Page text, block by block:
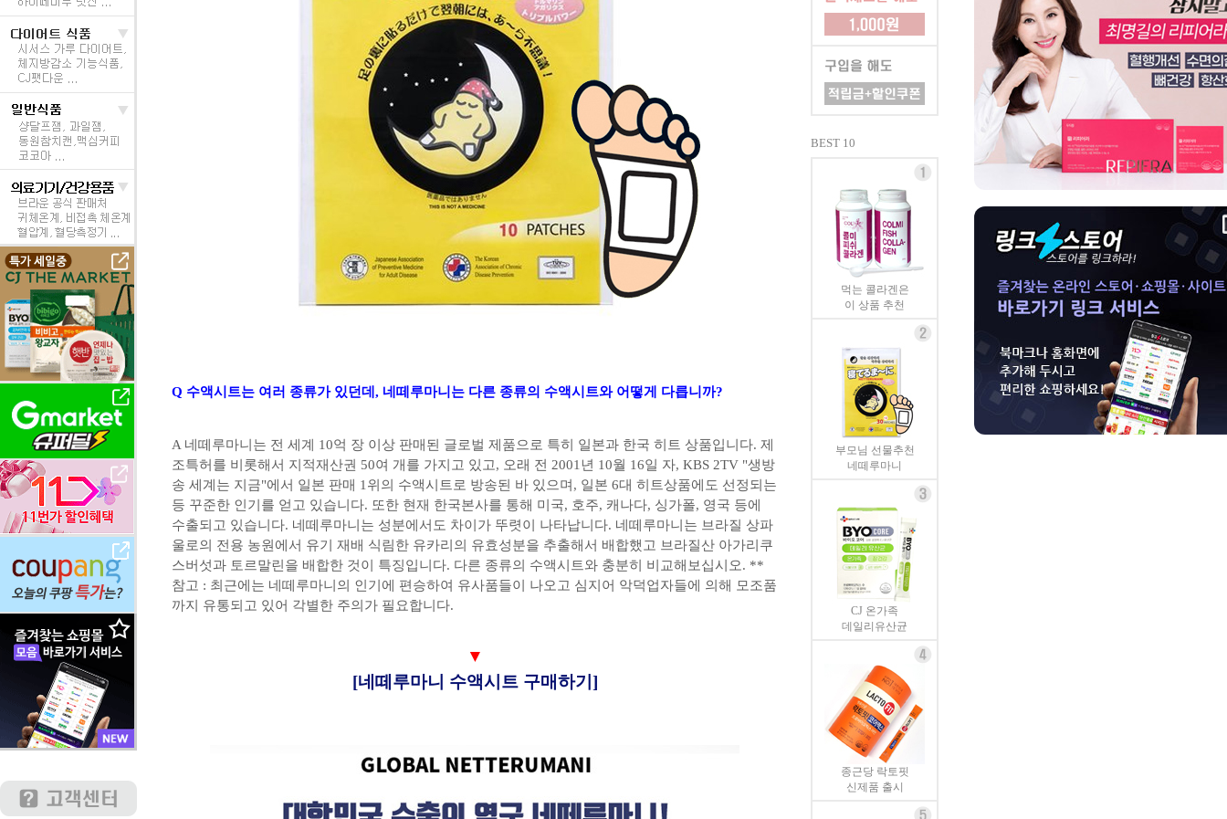
Q 수액시트는 여러 종류가 있던데, 네떼루마니는 다른 종류의 수액시트와 어떻게 다릅니까?
A 네떼루마니는 전 세계 10억 장 이상 판매된 글로벌 제품으로 특히 일본과 한국 히트 상품입니다. 제
조특허를 비롯해서 지적재산권 50여 개를 가지고 있고, 오래 전 2001년 10월 16일 자, KBS 2TV "생방
송 세계는 지금"에서 일본 판매 1위의 수액시트로 방송된 바 있으며, 일본 6대 히트상품에도 선정되는
등 꾸준한 인기를 얻고 있습니다. 또한 현재 한국본사를 통해 미국, 호주, 캐나다, 싱가폴, 영국 등에
수출되고 있습니다. 네떼루마니는 성분에서도 차이가 뚜렷이 나타납니다. 네떼루마니는 브라질 상파
울로의 전용 농원에서 유기 재배 식림한 유카리의 유효성분을 추출해서 배합했고 브라질산 아가리쿠
스버섯과 토르말린을 배합한 것이 특징입니다. 다른 종류의 수액시트와 충분히 비교해보십시오. **
참고 : 최근에는 네떼루마니의 인기에 편승하여 유사품들이 나오고 심지어 악덕업자들에 의해 모조품
까지 유통되고 있어 각별한 주의가 필요합니다.
▼
[네떼루마니 수액시트 구매하기]